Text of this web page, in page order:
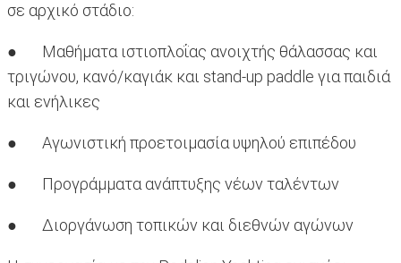
σε αρχικό στάδιο:
● Μαθήματα ιστιοπλοΐας ανοιχτής θάλασσας και
τριγώνου, κανό/καγιάκ και stand-up paddle για παιδιά
και ενήλικες
● Αγωνιστική προετοιμασία υψηλού επιπέδου
● Προγράμματα ανάπτυξης νέων ταλέντων
● Διοργάνωση τοπικών και διεθνών αγώνων